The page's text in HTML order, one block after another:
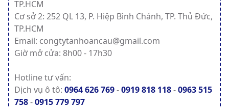
TP.HCM
Cơ sở 2: 252 QL 13, P. Hiệp Bình Chánh, TP. Thủ Đức,
TP.HCM
Email: congtytanhoancau@gmail.com
Giờ mở cửa: 8h00 - 17h30
Hotline tư vấn:
Dịch vụ ô tô: 0964 626 769-0919 818 118-0963 515
758-0915 779 797